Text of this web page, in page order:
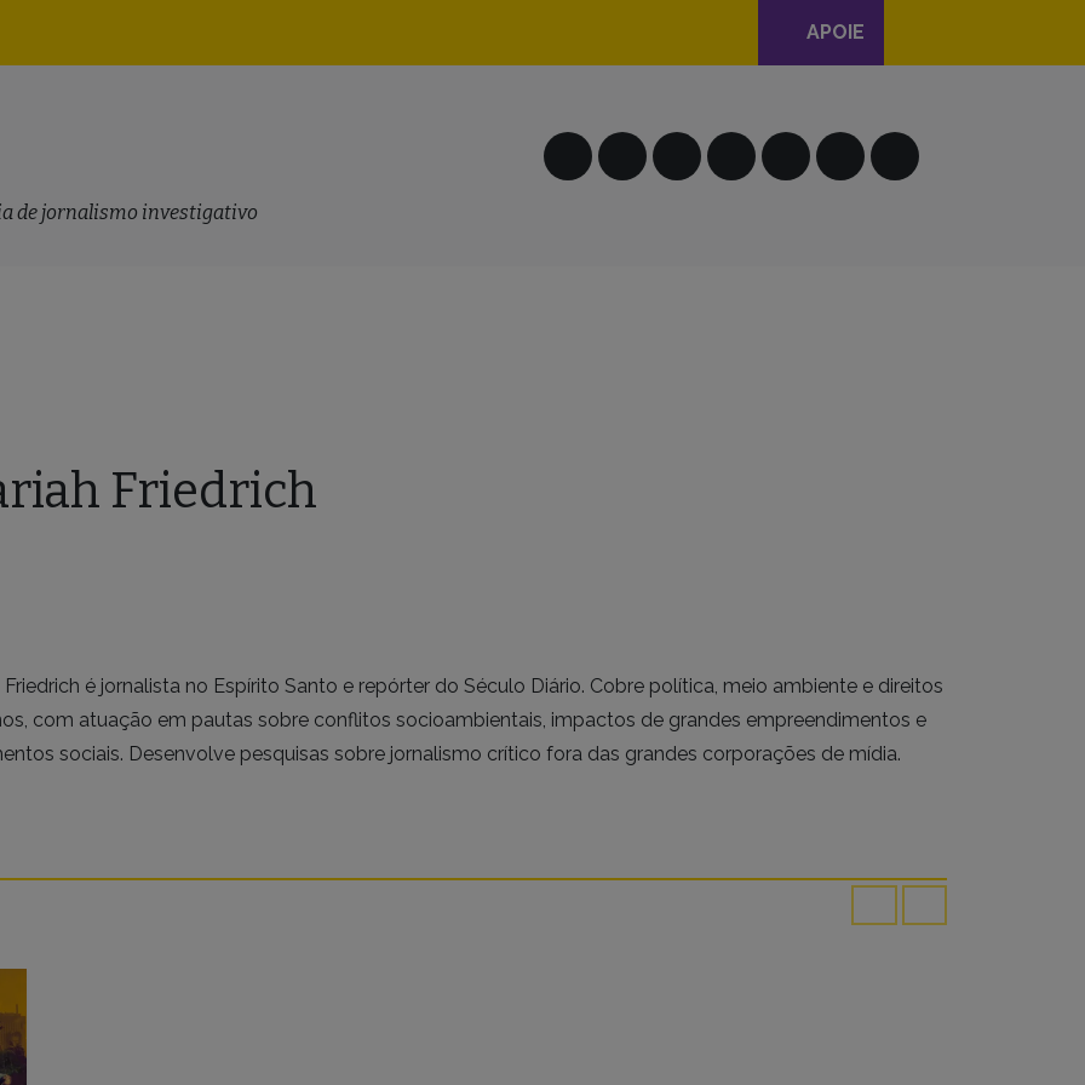
principal
APOIE
de jornalismo investigativo
Friedrich
Friedrich é jornalista no Espírito Santo e repórter do Século Diário. Cobre política, meio ambiente e direitos
com atuação em pautas sobre conflitos socioambientais, impactos de grandes empreendimentos e
sociais. Desenvolve pesquisas sobre jornalismo crítico fora das grandes corporações de mídia.